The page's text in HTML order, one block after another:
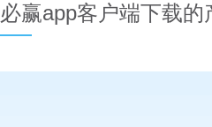
必赢app客户端下载的